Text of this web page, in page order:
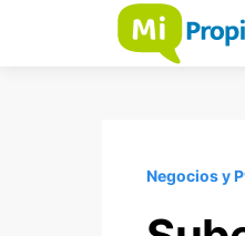
Negocios y